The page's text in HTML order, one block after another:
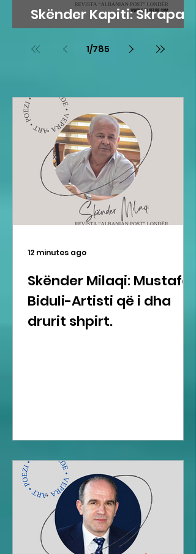
Skënder Kapiti: Skrapari
dhe Kosova
1/785
Skënder Milaqi: Mustafa
Biduli-Artisti që i dha
drurit shpirt.
12 minutes ago